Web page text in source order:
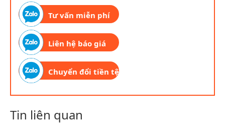
Tư vấn miễn phí
Liên hệ báo giá
Chuyển đổi tiền tệ
Tin liên quan